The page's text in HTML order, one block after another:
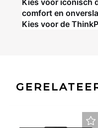
Kies voor iconisch
comfort en
Kies voor de